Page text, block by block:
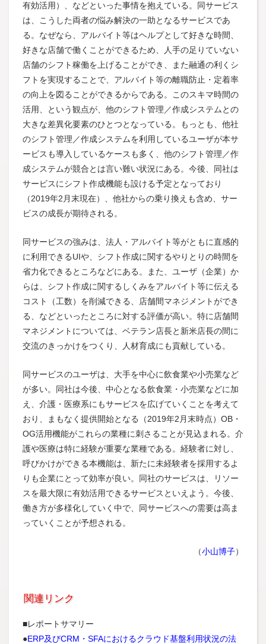
有効活用）、などといった事情を抱えている。同サービス
は、こうした両者の悩み解決の一助となるサービスであ
る。なぜなら、アルバイト等はヘルプとして好きな時間、
好きな店舗で働くことができるため、人手の足りていない
店舗のシフト稼働を上げることができ、また融通の利くシ
フトを実現することで、アルバイト等の離職防止・定着率
の向上を図ることができるからである。このスキマ時間の
活用、という観点が、他のシフト管理／作成システムとの
大きな差異化要素のひとつとなっている。もっとも、他社
のシフト管理／作成システムを利用しているユーザが本サ
ービスも導入しているケースも多く、他のシフト管理／作
成システムが競合とは言い難い状況にある。今後、同社は
サービスにシフト作成機能も設ける予定となっており
（2019年2月末現在）、他社からの乗り換えも含め、サー
ビスの成長が期待される。
同サービスの強みは、法人・アルバイト等がともに直感的
に利用できるUIや、シフト作成に関するやりとりの時間を
省力化できるところなどにある。また、ユーザ（企業）か
らは、シフト作成に関するしくみをアルバイト等に伝える
コスト（工数）を削減できる、店舗間マネジメントができ
る、などといったところに対する評価が高い。特に店舗間
マネジメントについては、ベテラン店長と新米店長の間に
交流のきっかけをつくり、人材育成にも貢献している。
同サービスのユーザは、大手を中心に飲食業や小売業など
が多い。同社は今後、中心となる飲食業・小売業などに加
え、介護・医療系にもサービスを広げていくことを考えて
おり、まもなく提供開始となる（2019年2月末時点）OB・
OG活用機能がこれらの業種に刺さることが見込まれる。介
護や医療は特に経験が重要な業種である。経験者に対し、
呼びかけができる本機能は、新たに未経験者を採用するよ
りも企業にとって効率が良い。同社のサービスは、リソー
スを最大限に有効活用できるサービスといえよう。今後、
働き方が多様化していく中で、同サービスへの需要は高ま
っていくことが予想される。
（小山博子）
関連リンク
■レポートサマリー
●ERP及びCRM・SFAにおけるクラウド基盤利用状況の法